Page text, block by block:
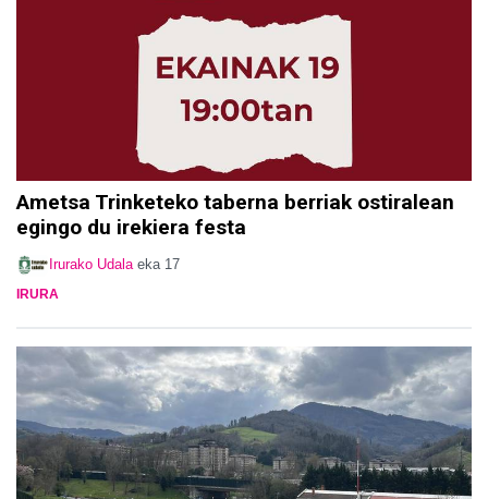
Ametsa Trinketeko taberna berriak ostiralean
egingo du irekiera festa
Irurako Udala eka 17
IRURA